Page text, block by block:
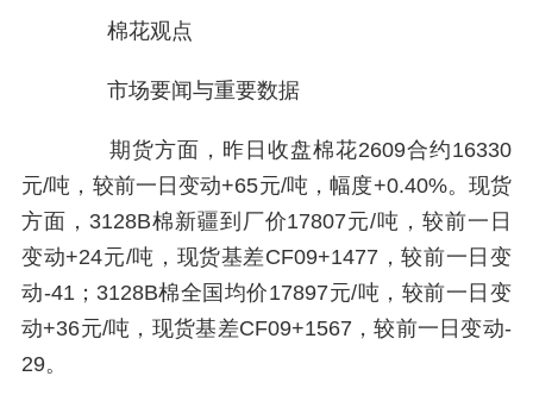
棉花观点
市场要闻与重要数据
期货方面，昨日收盘棉花2609合约16330
元/吨，较前一日变动+65元/吨，幅度+0.40%。现货
方面，3128B棉新疆到厂价17807元/吨，较前一日
变动+24元/吨，现货基差CF09+1477，较前一日变
动-41；3128B棉全国均价17897元/吨，较前一日变
动+36元/吨，现货基差CF09+1567，较前一日变动-
29。